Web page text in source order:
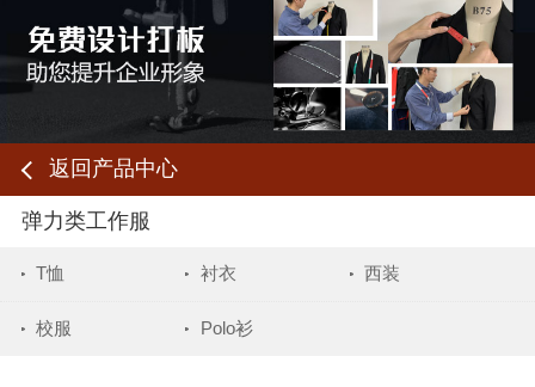
返回产品中心
弹力类工作服
T恤 衬衣 西装
校服 Polo衫